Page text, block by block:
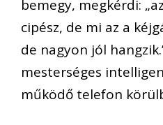
bemegy, megkérdi:
cipész, de mi az a
de nagyon jól
mesterséges
működő telefon